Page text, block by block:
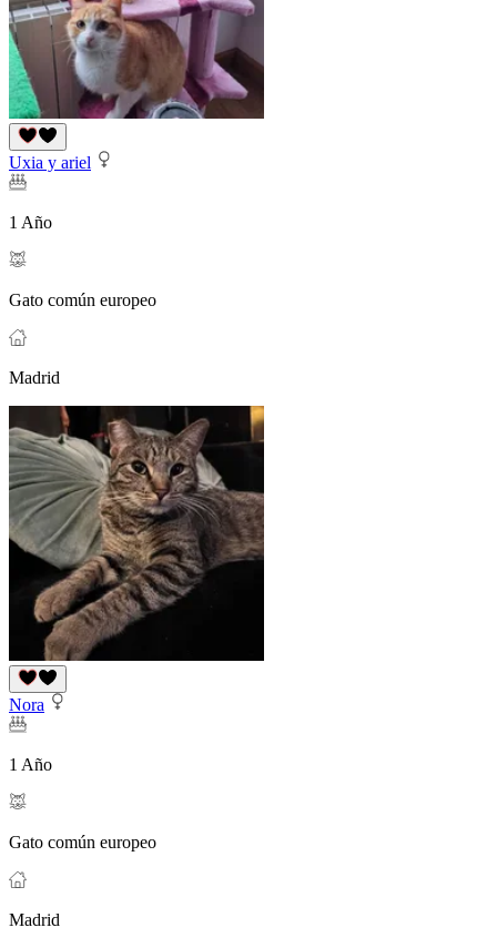
Uxia y ariel
1 Año
Gato común europeo
Madrid
Nora
1 Año
Gato común europeo
Madrid